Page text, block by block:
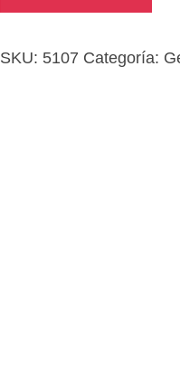
SKU: 5107 Categoría: